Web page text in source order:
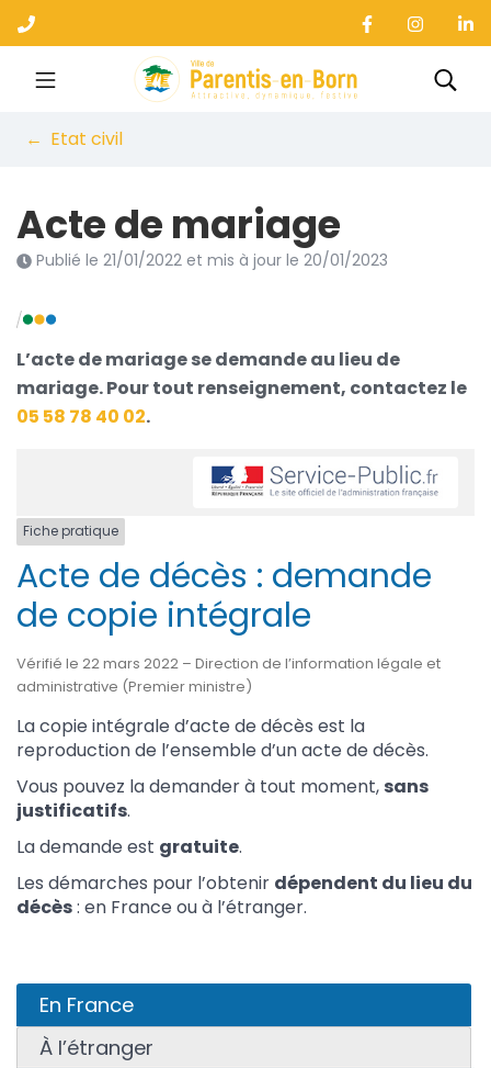
Aller
au
contenu
Ville de Parentis-en-
Etat civil
Acte de mariage
Publié le 21/01/2022 et mis à jour le 20/01/2023
L’acte de mariage se demande au lieu de
mariage. Pour tout renseignement, contactez le
05 58 78 40 02.
Fiche pratique
Acte de décès : demande
de copie intégrale
Vérifié le 22 mars 2022 – Direction de l’information légale et
administrative (Premier ministre)
La copie intégrale d’acte de décès est la
reproduction de l’ensemble d’un acte de décès.
Vous pouvez la demander à tout moment, sans
justificatifs.
La demande est gratuite.
Les démarches pour l’obtenir dépendent du lieu du
décès: en France ou à l’étranger.
En France
À l’étranger